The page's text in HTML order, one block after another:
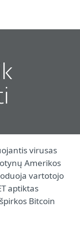
virusas
Amerikos
vartotojo
aptiktas
Bitcoin